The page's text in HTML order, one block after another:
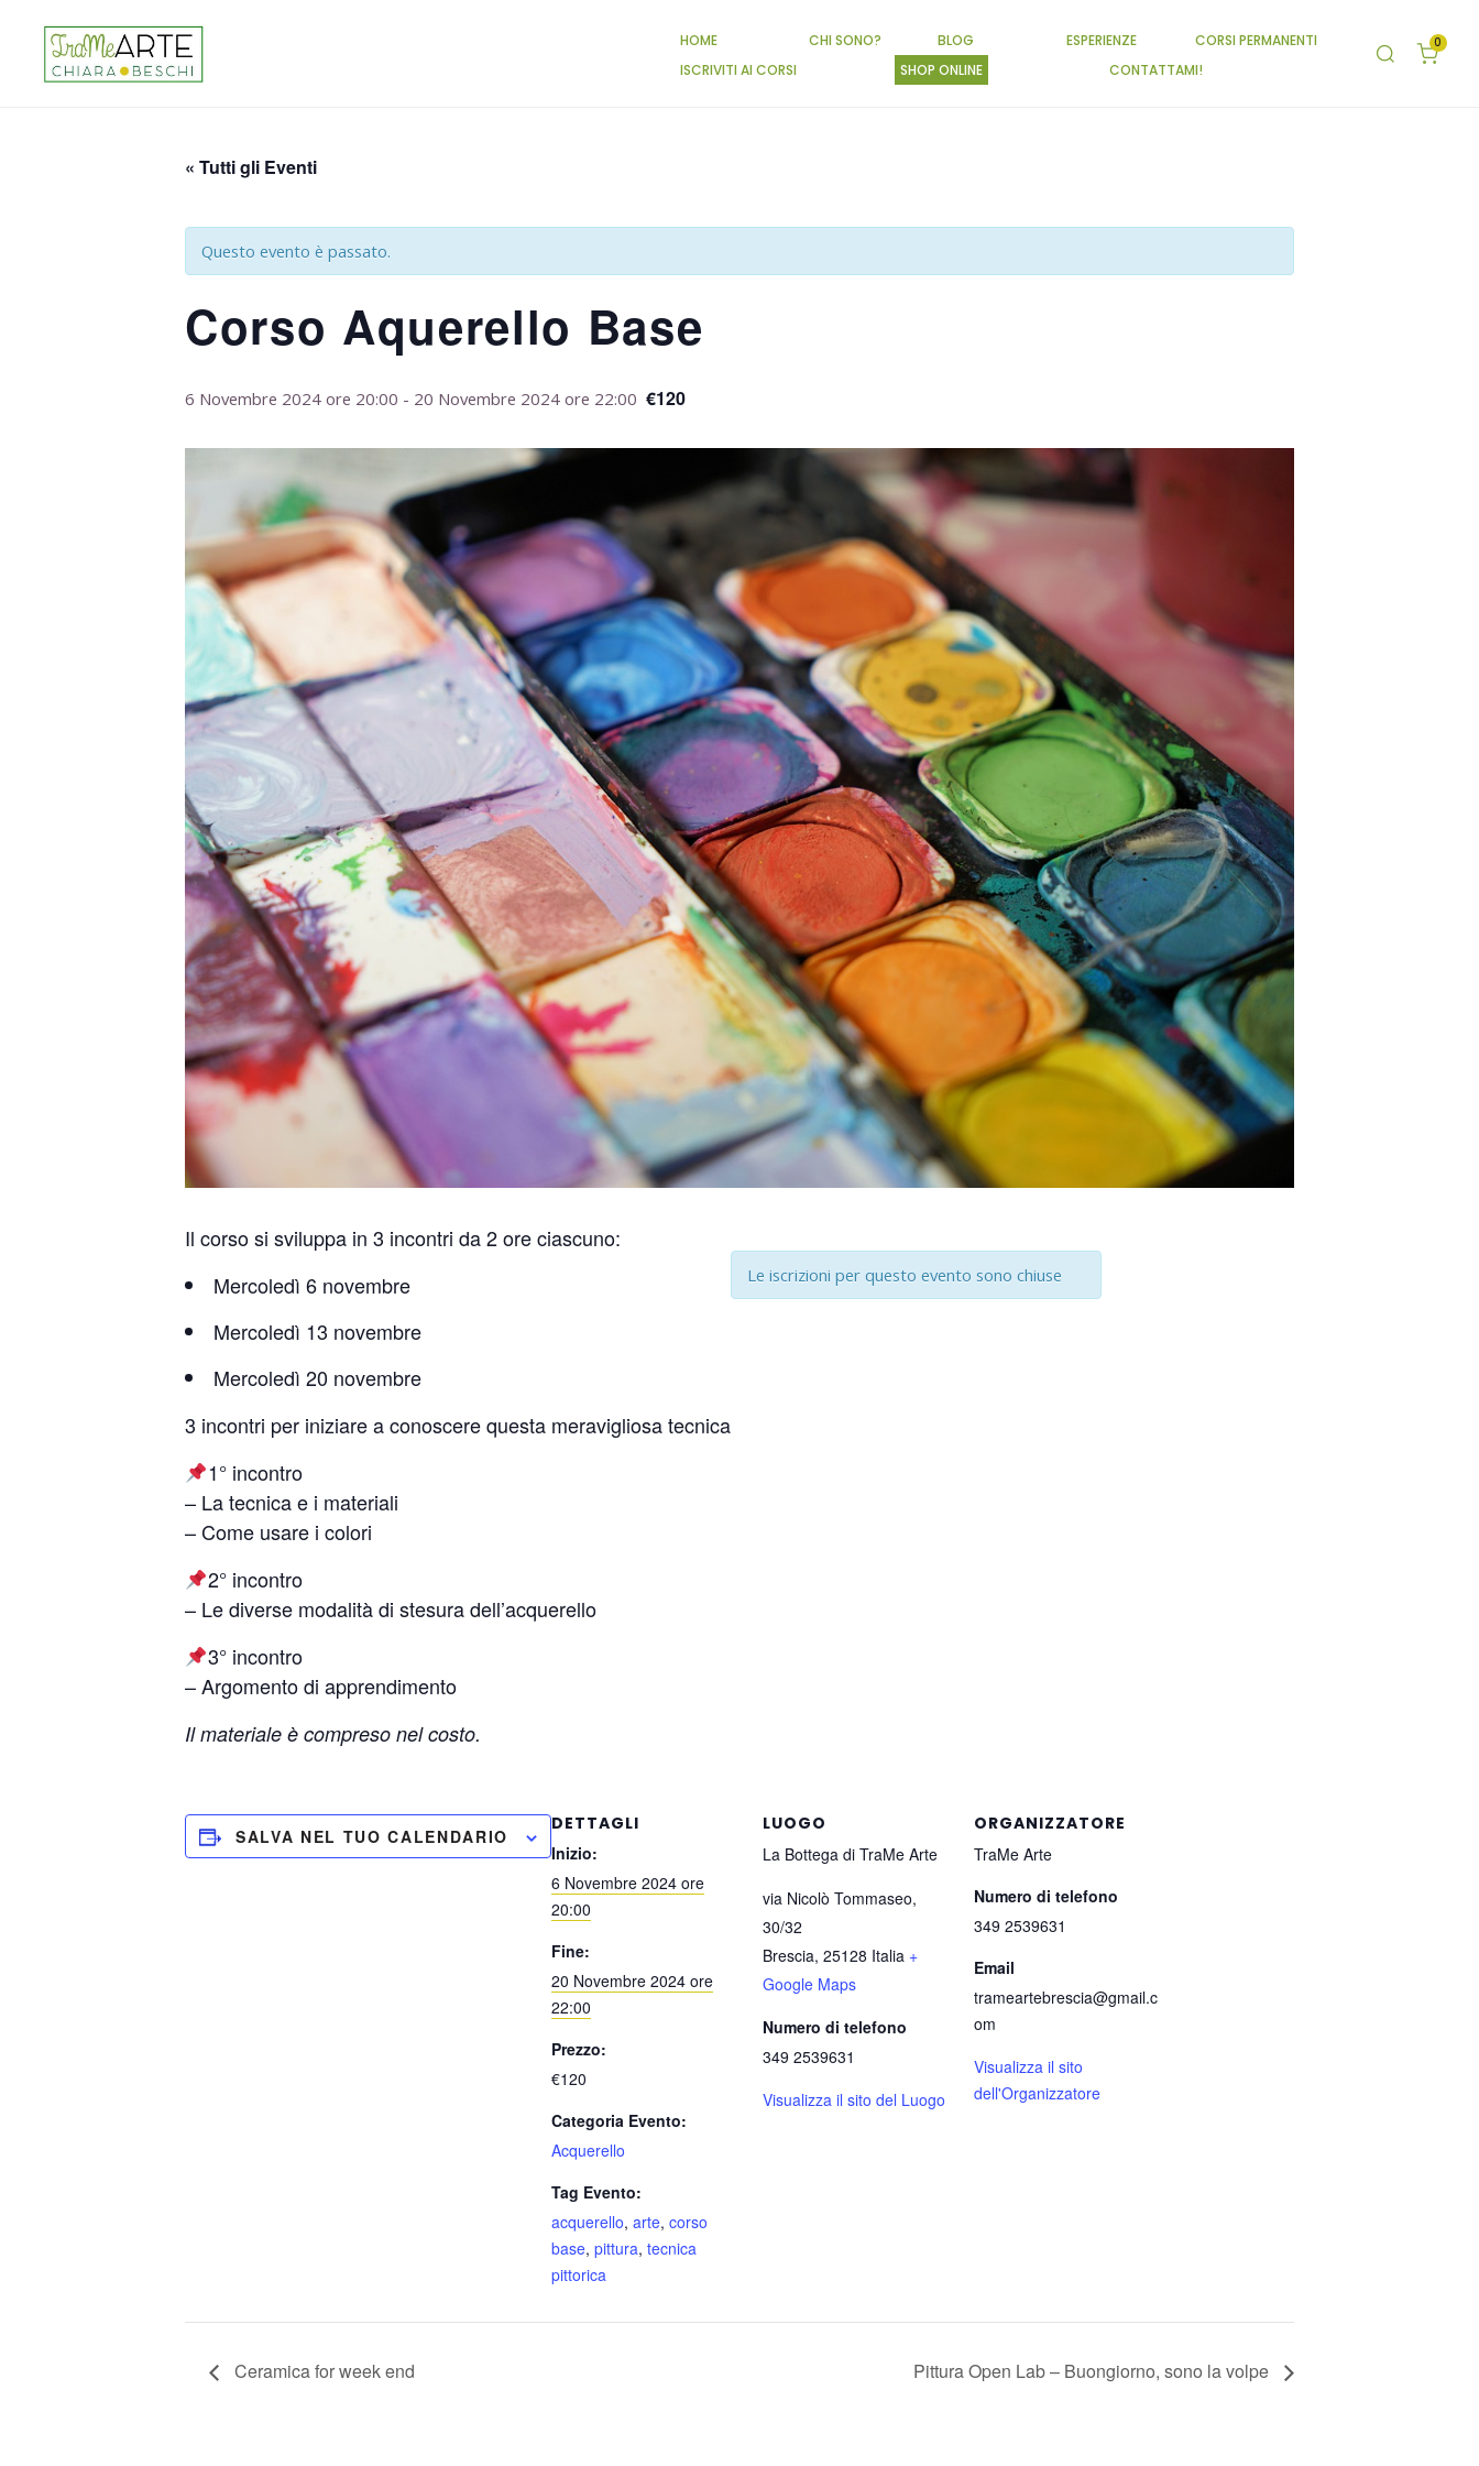
HOME CHI SONO? BLOG ESPERIENZE
CORSI PERMANENTI
ISCRIVITI AI CORSI
SHOP ONLINE CONTATTAMI!
0
« Tutti gli Eventi
Questo evento è passato.
Corso Aquerello Base
6 Novembre 2024 ore 20:00 - 20 Novembre 2024 ore 22:00 €120
Il corso si sviluppa in 3 incontri da 2 ore ciascuno:
Mercoledì 6 novembre
Mercoledì 13 novembre
Mercoledì 20 novembre
3 incontri per iniziare a conoscere questa meravigliosa tecnica
1° incontro
– La tecnica e i materiali
– Come usare i colori
2° incontro
– Le diverse modalità di stesura dell’acquerello
3° incontro
– Argomento di apprendimento
Il materiale è compreso nel costo.
Le iscrizioni per questo evento sono chiuse
SALVA NEL TUO CALENDARIO
DETTAGLI
Inizio:
6 Novembre 2024 ore
20:00
Fine:
20 Novembre 2024 ore
22:00
Prezzo:
€120
Categoria Evento:
Acquerello
Tag Evento:
acquerello, arte, corso
base, pittura, tecnica
pittorica
LUOGO
La Bottega di TraMe Arte
via Nicolò Tommaseo,
30/32
Brescia, 25128 Italia +
Google Maps
Numero di telefono
349 2539631
Visualizza il sito del Luogo
ORGANIZZATORE
TraMe Arte
Numero di telefono
349 2539631
Email
trameartebrescia@gmail.c
om
Visualizza il sito
dell'Organizzatore
Ceramica for week end Pittura Open Lab – Buongiorno, sono la volpe